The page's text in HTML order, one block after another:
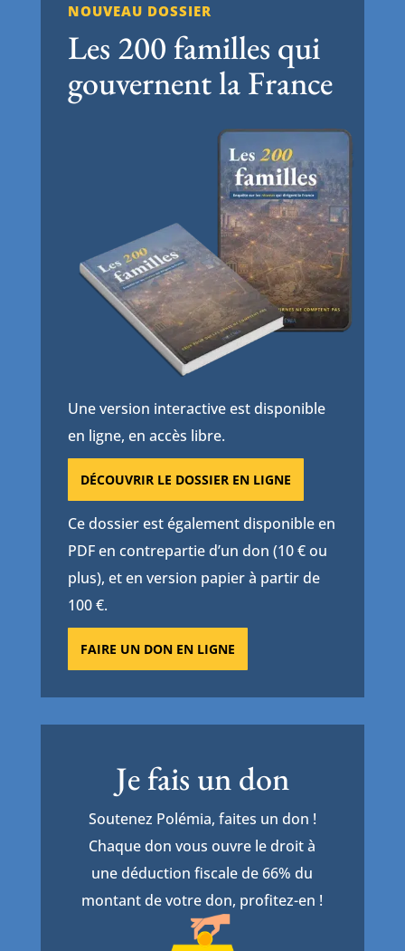
NOUVEAU DOSSIER
Les 200 familles qui
gouvernent la France
Une version interactive est disponible
en ligne, en accès libre.
DÉCOUVRIR LE DOSSIER EN LIGNE
Ce dossier est également disponible en
PDF en contrepartie d’un don (10 € ou
plus), et en version papier à partir de
100 €.
FAIRE UN DON EN LIGNE
Je fais un don
Soutenez Polémia, faites un don !
Chaque don vous ouvre le droit à
une déduction fiscale de 66% du
montant de votre don, profitez-en !